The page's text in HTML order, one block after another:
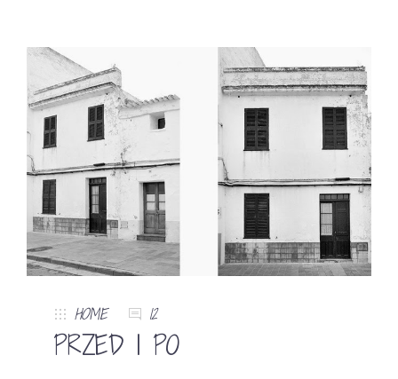
HOME 12
PRZED I PO